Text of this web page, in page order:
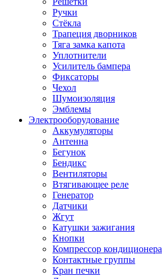
Ручки
Стёкла
Трапеция дворников
Тяга замка капота
Уплотнители
Усилитель бампера
Фиксаторы
Чехол
Шумоизоляция
Эмблемы
Электрооборудование
Аккумуляторы
Антенна
Бегунок
Бендикс
Вентиляторы
Втягивающее реле
Генератор
Датчики
Жгут
Катушки зажигания
Кнопки
Компрессор кондиционера
Контактные группы
Кран печки